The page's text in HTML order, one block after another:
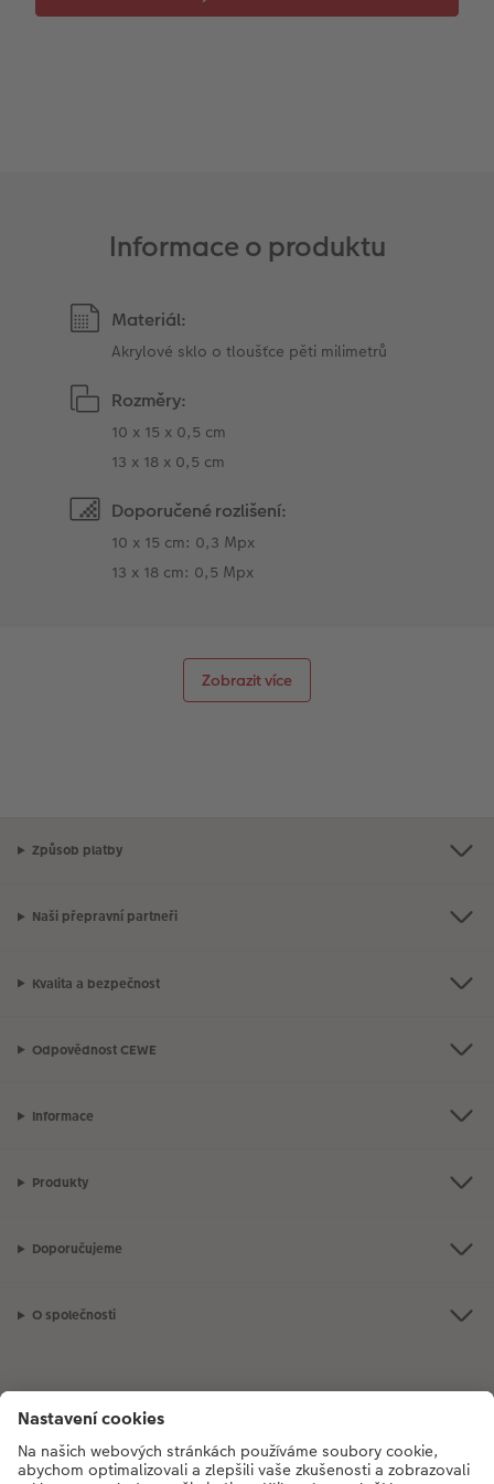
Informace o produktu
Materiál:
Akrylové sklo o tloušťce pěti milimetrů
Rozměry:
10 x 15 x 0,5 cm
13 x 18 x 0,5 cm
Doporučené rozlišení:
10 x 15 cm: 0,3 Mpx
13 x 18 cm: 0,5 Mpx
Zobrazit více
Způsob platby
Naši přepravní partneři
Kvalita a bezpečnost
Odpovědnost CEWE
Informace
Produkty
Doporučujeme
O společnosti